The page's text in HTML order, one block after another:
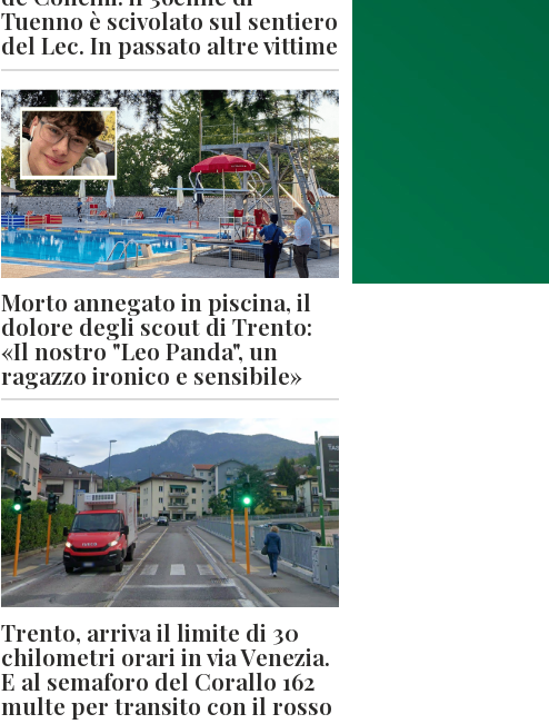
Tuenno è scivolato sul sentiero
del Lec. In passato altre vittime
Morto annegato in piscina, il
dolore degli scout di Trento:
«Il nostro "Leo Panda", un
ragazzo ironico e sensibile»
Trento, arriva il limite di 30
chilometri orari in via Venezia.
E al semaforo del Corallo 162
multe per transito con il rosso